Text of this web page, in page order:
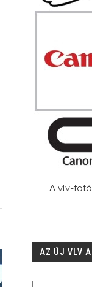
A vlv-
AZ ÚJ VLV